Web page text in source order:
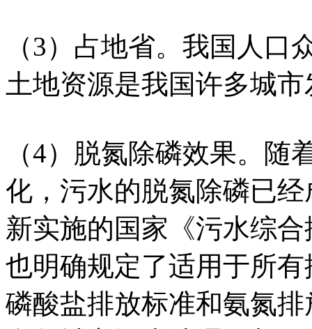
（3）占地省。我国人
土地资源是我国许多城
（4）脱氮除磷效果。
化，污水的脱氮除磷已
新实施的国家《污水综
也明确规定了适用于所
磷酸盐排放标准和氨氮